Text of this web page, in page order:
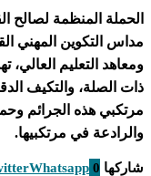
الحملة المنظمة لصالح
مداس التكوين المهني
ومعاهد التعليم
ذات الصلة، والتكيف
مرتكبي هذه الجرائم
والرادعة في مرتكبيها.
شاركها 0
Whatsapp